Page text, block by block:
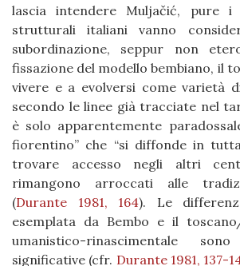
lascia intendere Muljačić, pure
strutturali italiani vanno
subordinazione, seppur non
fissazione del modello bembiano, il
vivere e a evolversi come varietà
secondo le linee già tracciate nel
è solo apparentemente
fiorentino” che “si diffonde in
trovare accesso negli altri
rimangono arroccati alle
(Durante 1981, 164). Le
esemplata da Bembo e il
umanistico-rinascimentale
significative (cfr. Durante 1981, 137-